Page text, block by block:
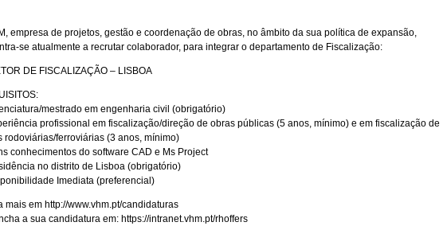
empresa de projetos, gestão e coordenação de obras, no âmbito da sua política de expansão,
se atualmente a recrutar colaborador, para integrar o departamento de Fiscalização:
DE FISCALIZAÇÃO – LISBOA
mestrado em engenharia civil (obrigatório)
profissional em fiscalização/direção de obras públicas (5 anos, mínimo) e em fiscalização de
rodoviárias/ferroviárias (3 anos, mínimo)
conhecimentos do software CAD e Ms Project
no distrito de Lisboa (obrigatório)
Imediata (preferencial)
mais em http://www.vhm.pt/candidaturas
a sua candidatura em: https://intranet.vhm.pt/rhoffers